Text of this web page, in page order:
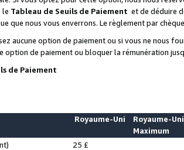
le Tableau de Seuils de Paiement et de déduire
que nous vous enverrons. Le règlement par
aucune option de paiement ou si vous ne nous
option de paiement ou bloquer la rémunération
de Paiement
Royaume-Uni
Royaume-Uni
Maximum
25 £